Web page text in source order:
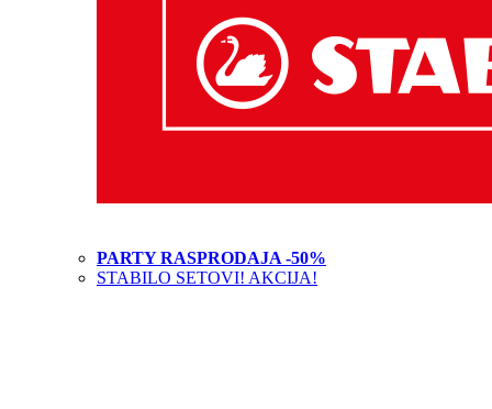
PARTY RASPRODAJA -50%
STABILO SETOVI! AKCIJA!